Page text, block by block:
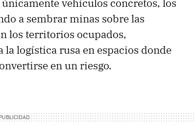
vehículos concretos, los
a sembrar minas sobre las
los territorios ocupados,
logística rusa en espacios donde
en un riesgo.